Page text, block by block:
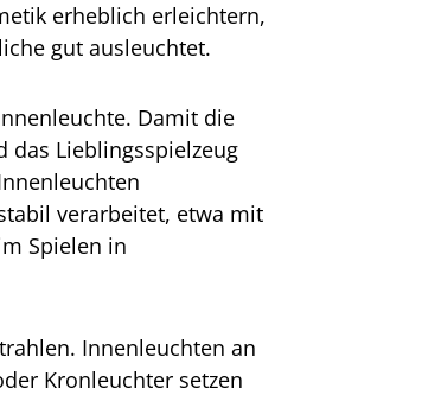
erheblich erleichtern,
gut ausleuchtet.
Damit die
das Lieblingsspielzeug
verarbeitet, etwa mit
Spielen in
Innenleuchten an
Kronleuchter setzen